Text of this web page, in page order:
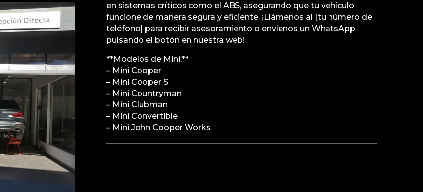
en sistemas críticos como el ABS, asegurando que tu vehículo
funcione de manera segura y eficiente. ¡Llámenos al [tu número de
teléfono] para recibir asesoramiento o envíenos un WhatsApp
pulsando el botón en nuestra web!
**Modelos de Mini:**
– Mini Cooper
– Mini Cooper S
– Mini Countryman
– Mini Clubman
– Mini Convertible
– Mini John Cooper Works